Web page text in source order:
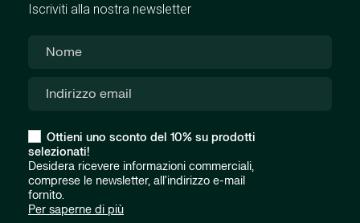
Iscriviti alla nostra newsletter
Ottieni uno sconto del 10% su prodotti
selezionati!
Desidera ricevere informazioni commerciali,
comprese le newsletter, all'indirizzo e-mail
fornito.
Per saperne di più